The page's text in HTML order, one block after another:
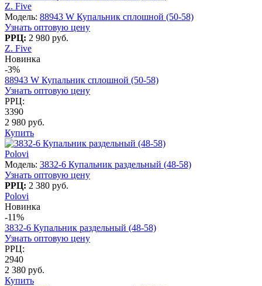
Z. Five
Модель: 88943 W Купальник сплошной (50-58)
Узнать оптовую цену
РРЦ: 2 980 руб.
Z. Five
Новинка
-3%
88943 W Купальник сплошной (50-58)
Узнать оптовую цену
РРЦ:
3390
2 980 руб.
Купить
Polovi
Модель: 3832-6 Купальник раздельный (48-58)
Узнать оптовую цену
РРЦ: 2 380 руб.
Polovi
Новинка
-11%
3832-6 Купальник раздельный (48-58)
Узнать оптовую цену
РРЦ:
2940
2 380 руб.
Купить